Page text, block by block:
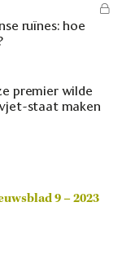
ruïnes: hoe
premier wilde
staat maken
9 – 2023